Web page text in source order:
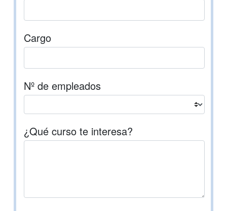
Cargo
Nº de empleados
¿Qué curso te interesa?